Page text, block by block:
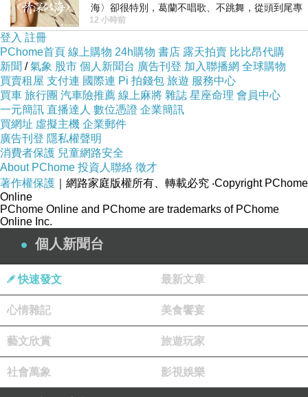
【董易奇】準！揭秘2019下半年十二生肖運程
【唐綺陽】巨蟹月|負責又顧家的你們，絕不是簡單
的溫情動物
【Alex】巨蟹月，12星座的開運指南建議
【雙星記】巨蟹月：在情緒的海洋裡生存的7種方法
【唐綺陽】2019下半年財運大爆發的星座是?!
↬分享星網站：http://www.go4134.com/
↬Facebook：
https://www.facebook.com/go4134/
下一篇：【瑪利亞】每周星座感情運6.17-6.23
海〉卻很特別，葛蘭不唱歌、不跳舞，從頭到尾專
心演戲。拍攝期間，經常工作超過12個鐘
12 小時前
登入 註冊
PChome首頁 線上購物 24h購物 書店 露天拍賣 比比昂代購
新聞 /氣象 股市 個人新聞台 廣告刊登 加入聯播網 全球購物
買賣租屋 支付連 國際連 Pi 拍錢包 旅遊 服務中心
買車 旅行團 汽車險推薦 線上麻將 雜誌 星座命理 會員中心
一元簡訊 直播達人 數位憑證 企業簡訊
買網址 虛擬主機 企業郵件
廣告刊登 隱私權聲明
消費者保護 兒童網路安全
About PChome 投資人聯絡 徵才
著作權保護 ｜網路家庭版權所有、轉載必究 ‧Copyright PChome
Online
PChome Online and PChome are trademarks of PChome
Online Inc.
個人新聞台
快速發文 最新文章
心情雜記 美食饗宴
藝文欣賞 旅遊玩家
社會萬象 影視娛樂